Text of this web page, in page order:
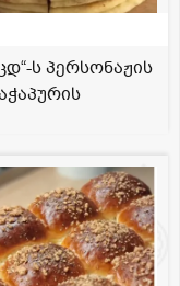
ს პერსონაჟის